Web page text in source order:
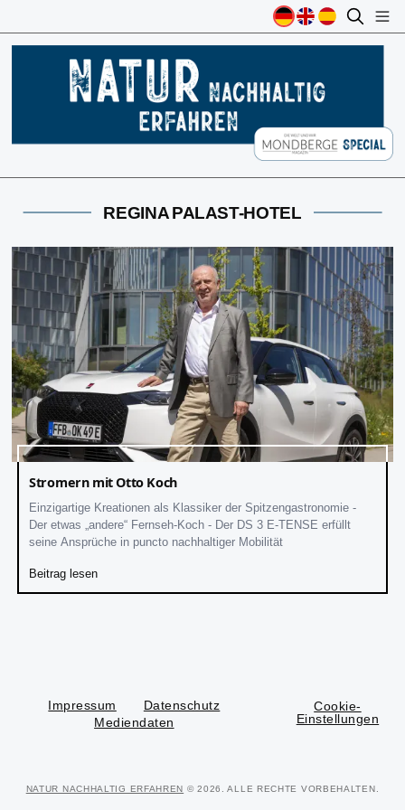
REGINA PALAST-HOTEL
Stromern mit Otto Koch
Einzigartige Kreationen als Klassiker der Spitzengastronomie -
Der etwas „andere“ Fernseh-Koch - Der DS 3 E-TENSE erfüllt
seine Ansprüche in puncto nachhaltiger Mobilität
Beitrag lesen
Impressum
Datenschutz
Mediendaten
Cookie-
Einstellungen
NATUR NACHHALTIG ERFAHREN © 2026. ALLE RECHTE VORBEHALTEN.